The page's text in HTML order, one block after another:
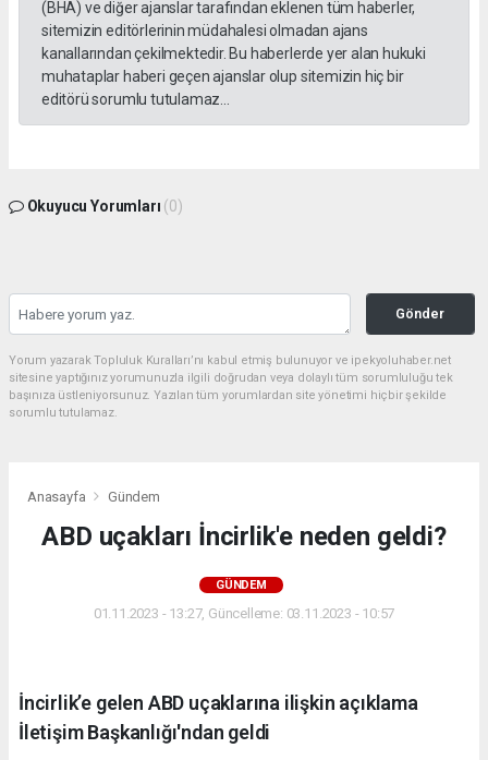
(BHA) ve diğer ajanslar tarafından eklenen tüm haberler,
sitemizin editörlerinin müdahalesi olmadan ajans
kanallarından çekilmektedir. Bu haberlerde yer alan hukuki
muhataplar haberi geçen ajanslar olup sitemizin hiç bir
editörü sorumlu tutulamaz...
Okuyucu Yorumları (0)
Gönder
Yorum yazarak Topluluk Kuralları’nı kabul etmiş bulunuyor ve ipekyoluhaber.net
sitesine yaptığınız yorumunuzla ilgili doğrudan veya dolaylı tüm sorumluluğu tek
başınıza üstleniyorsunuz. Yazılan tüm yorumlardan site yönetimi hiçbir şekilde
sorumlu tutulamaz.
Anasayfa Gündem
ABD uçakları İncirlik'e neden geldi?
GÜNDEM
01.11.2023 - 13:27, Güncelleme: 03.11.2023 - 10:57
İncirlik’e gelen ABD uçaklarına ilişkin açıklama
İletişim Başkanlığı'ndan geldi